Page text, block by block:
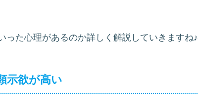
った心理があるのか詳しく解説していきますね♪
示欲が高い